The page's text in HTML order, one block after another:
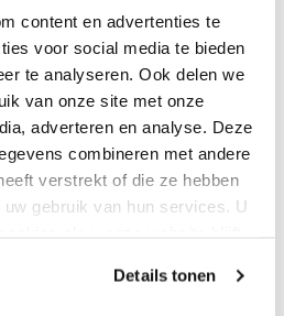
content en advertenties te
voor social media te bieden
te analyseren. Ook delen we
van onze site met onze
adverteren en analyse. Deze
combineren met andere
verstrekt of die ze hebben
gebruik van hun services. U
Details tonen